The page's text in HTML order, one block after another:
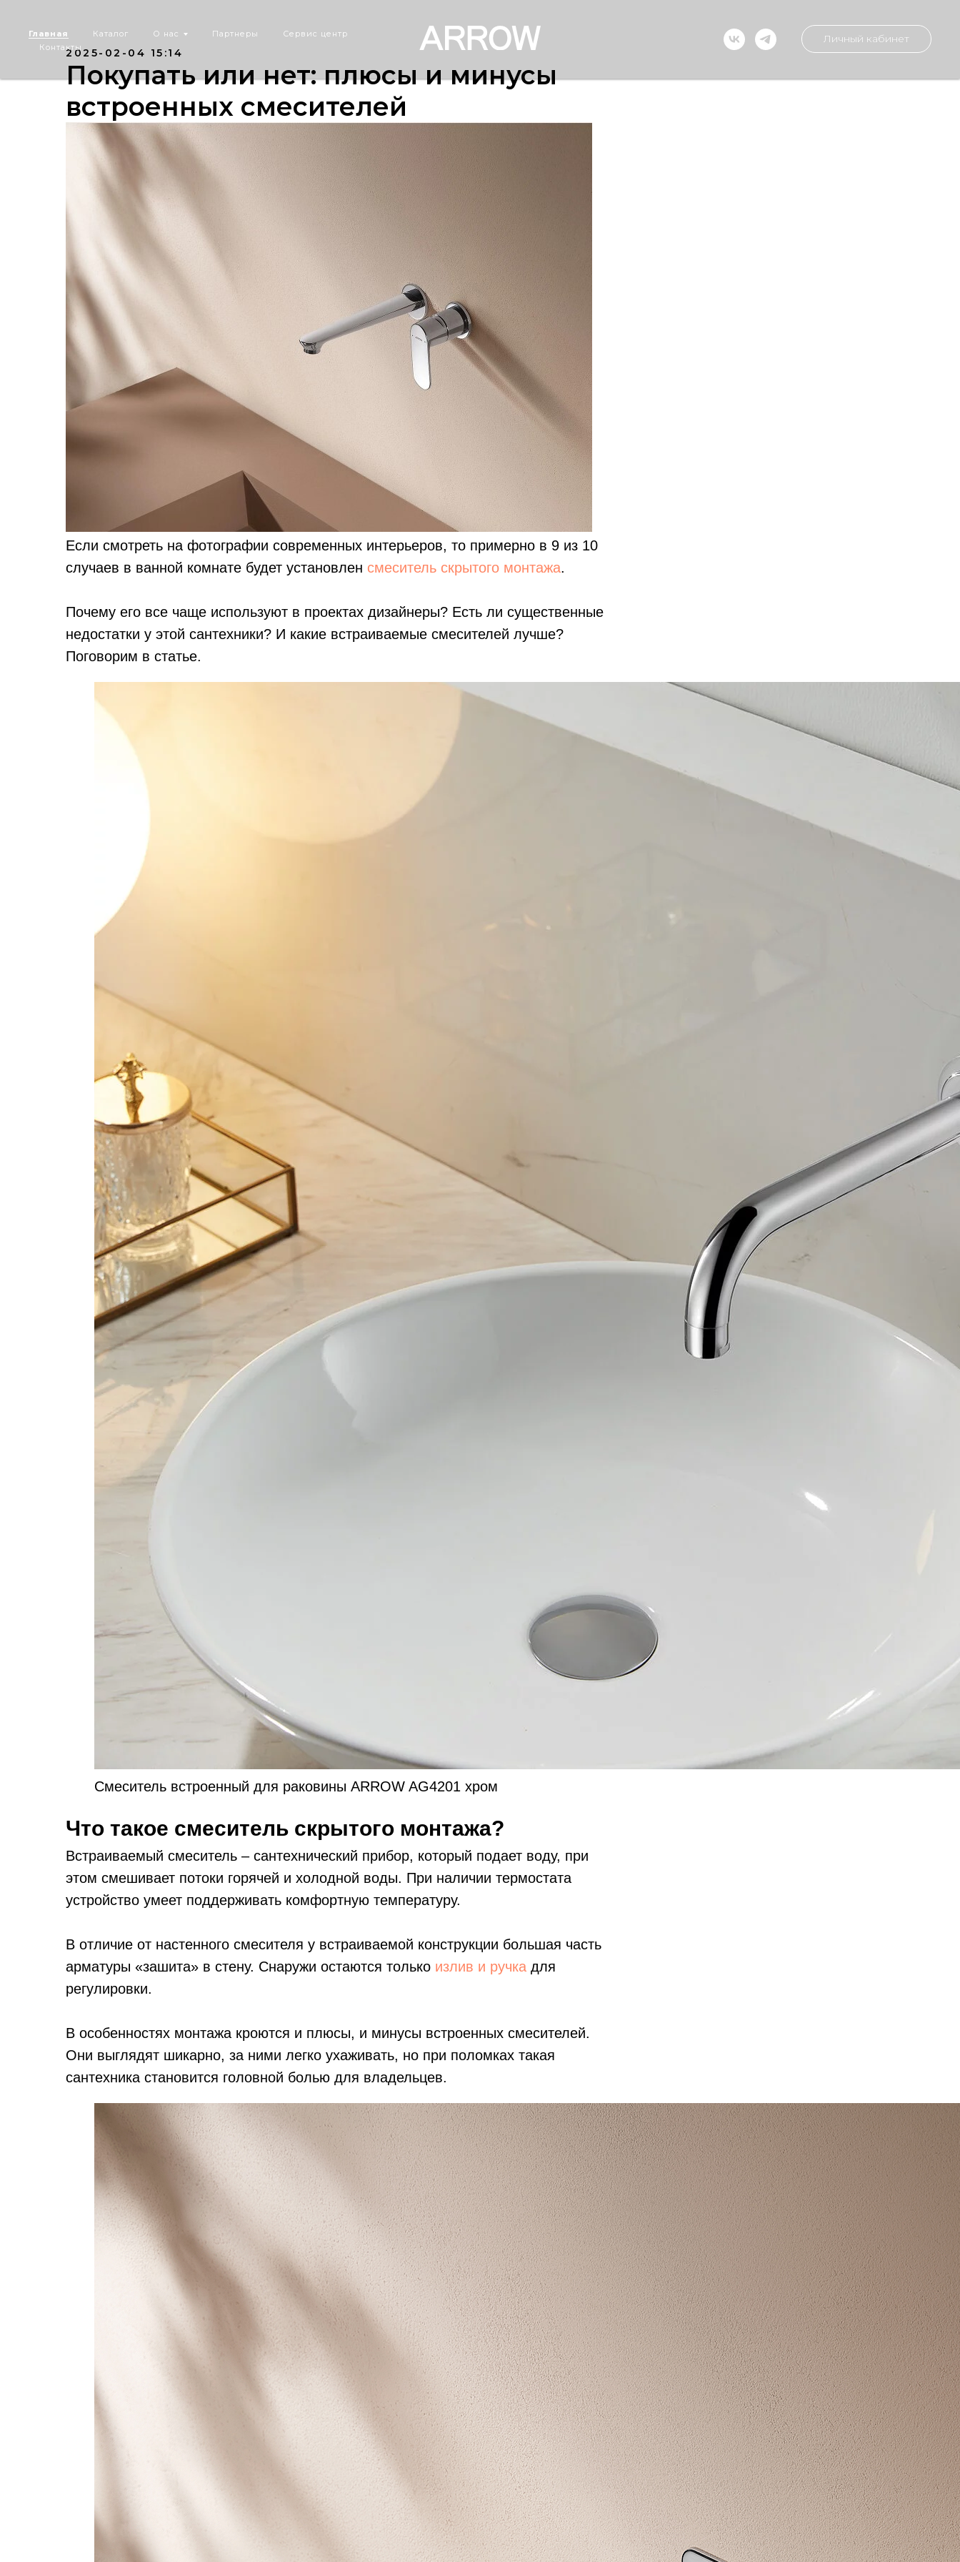
Главная Каталог О нас Партнеры
Сервис центр
Контакты
Личный кабинет
2025-02-04 15:14
Покупать или нет: плюсы и минусы
встроенных смесителей
Если смотреть на фотографии современных интерьеров, то примерно в 9 из 10
случаев в ванной комнате будет установлен смеситель скрытого монтажа.
Почему его все чаще используют в проектах дизайнеры? Есть ли существенные
недостатки у этой сантехники? И какие встраиваемые смесителей лучше?
Поговорим в статье.
Смеситель встроенный для раковины ARROW AG4201 хром
Что такое смеситель скрытого монтажа?
Встраиваемый смеситель – сантехнический прибор, который подает воду, при
этом смешивает потоки горячей и холодной воды. При наличии термостата
устройство умеет поддерживать комфортную температуру.
В отличие от настенного смесителя у встраиваемой конструкции большая часть
арматуры «зашита» в стену. Снаружи остаются только излив и ручка для
регулировки.
В особенностях монтажа кроются и плюсы, и минусы встроенных смесителей.
Они выглядят шикарно, за ними легко ухаживать, но при поломках такая
сантехника становится головной болью для владельцев.